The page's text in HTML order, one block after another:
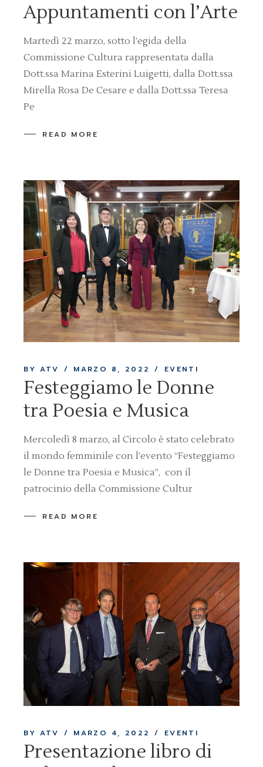
Appuntamenti con l’Arte
Martedì 22 marzo, sotto l’egida della
Commissione Cultura rappresentata dalla
Dott.ssa Marina Esterini Luigetti, dalla Dott.ssa
Mirella Rosa De Cesare e dalla Dott.ssa Teresa
Pe
READ MORE
BY ATV MARZO 8, 2022 EVENTI
Festeggiamo le Donne
tra Poesia e Musica
Mercoledì 8 marzo, al Circolo è stato celebrato
il mondo femminile con l’evento “Festeggiamo
le Donne tra Poesia e Musica”, con il
patrocinio della Commissione Cultur
READ MORE
BY ATV MARZO 4, 2022 EVENTI
Presentazione libro di